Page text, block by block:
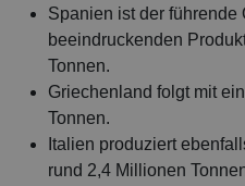
Spanien ist der
beeindruckenden
Tonnen.
Griechenland folgt mit
Tonnen.
Italien produziert
rund 2,4 Millionen